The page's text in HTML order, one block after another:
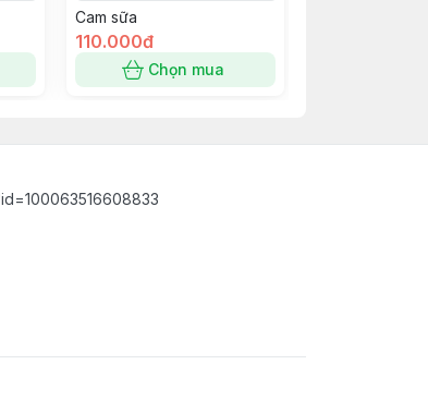
Cam sữa
110.000đ
Chọn mua